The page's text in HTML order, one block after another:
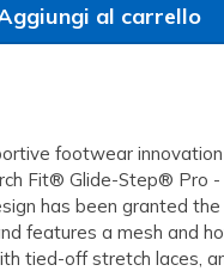
al carrello
footwear
Fit® Glide-Step® Pro -
has been granted
features a mesh and
tied-off stretch laces,